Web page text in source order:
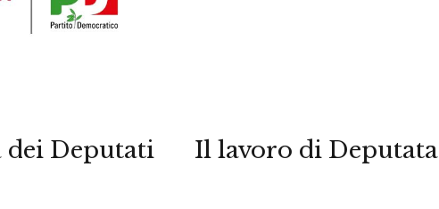
dei Deputati Il lavoro di Deputata